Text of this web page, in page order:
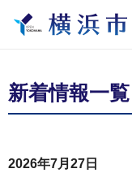
新着情報一覧
2026年7月27日